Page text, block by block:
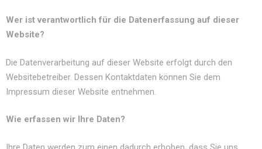
Wer ist verantwortlich für die Datenerfassung auf dieser
Website?
Die Datenverarbeitung auf dieser Website erfolgt durch den
Websitebetreiber. Dessen Kontaktdaten können Sie dem
Impressum dieser Website entnehmen.
Wie erfassen wir Ihre Daten?